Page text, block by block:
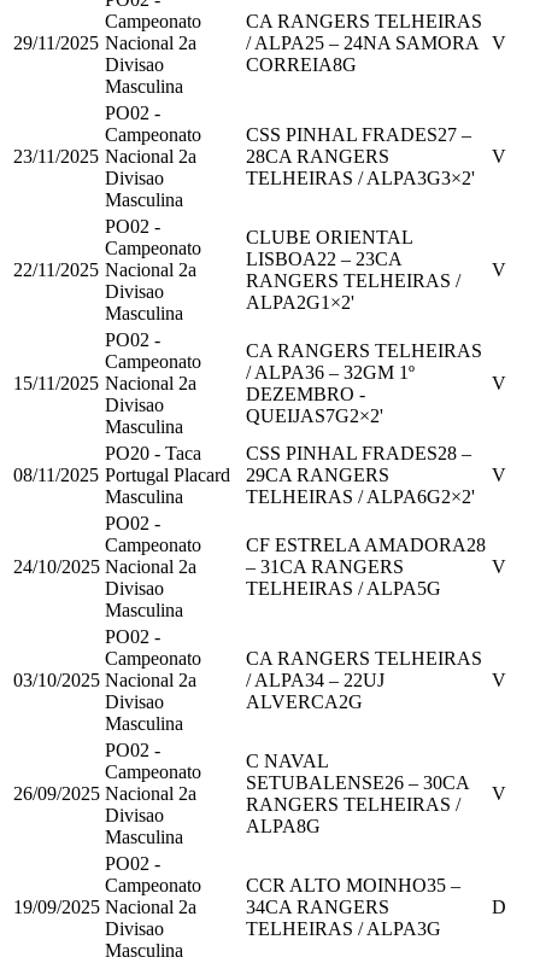
29/11/2025
Campeonato
Nacional 2a
Divisao
Masculina
CA RANGERS TELHEIRAS
/ ALPA25 – 24NA SAMORA
CORREIA8G
V
23/11/2025
PO02 -
Campeonato
Nacional 2a
Divisao
Masculina
CSS PINHAL FRADES27 –
28CA RANGERS
TELHEIRAS / ALPA3G3×2'
V
22/11/2025
PO02 -
Campeonato
Nacional 2a
Divisao
Masculina
CLUBE ORIENTAL
LISBOA22 – 23CA
RANGERS TELHEIRAS /
ALPA2G1 ×2'
V
15/11/2025
PO02 -
Campeonato
Nacional 2a
Divisao
Masculina
CA RANGERS TELHEIRAS
/ ALPA36 – 32GM 1º
DEZEMBRO -
QUEIJAS7G2×2'
V
08/11/2025
PO20 - Taca
Portugal Placard
Masculina
CSS PINHAL FRADES28 –
29CA RANGERS
TELHEIRAS / ALPA6G2×2'
V
24/10/2025
PO02 -
Campeonato
Nacional 2a
Divisao
Masculina
CF ESTRELA AMADORA28
– 31CA RANGERS
TELHEIRAS / ALPA5G
V
03/10/2025
PO02 -
Campeonato
Nacional 2a
Divisao
Masculina
CA RANGERS TELHEIRAS
/ ALPA34 – 22UJ
ALVERCA2G
V
26/09/2025
PO02 -
Campeonato
Nacional 2a
Divisao
Masculina
C NAVAL
SETUBALENSE26 – 30CA
RANGERS TELHEIRAS /
ALPA8G
V
19/09/2025
PO02 -
Campeonato
Nacional 2a
Divisao
Masculina
CCR ALTO MOINHO35 –
34CA RANGERS
TELHEIRAS / ALPA3G
D